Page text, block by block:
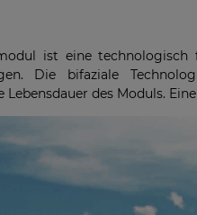
ist eine
Die bifaziale
des Moduls.